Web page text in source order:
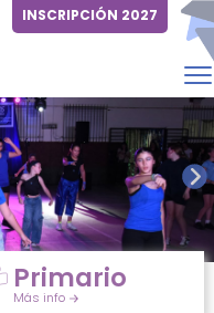
INSCRIPCIÓN 2027
Primario
Más info